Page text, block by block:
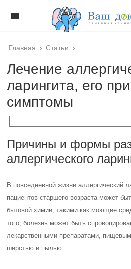
Главная › Статьи ›
Лечение
ларингита, его
симптомы
Причины и формы
аллергического
В повседневной жизни аллергический
пациентов старшего возраста может
бытовой химии, такими как моющие
того, болезнь может быть
лекарственными препаратами,
шерстью и пылью.